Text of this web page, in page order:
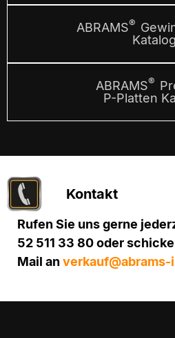
ABRAMS®
Katalog
ABRAMS®
P-Platten
Kontakt
Rufen Sie uns gerne
52 511 33 80 oder
Mail an